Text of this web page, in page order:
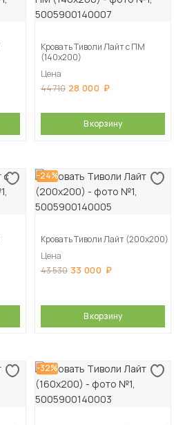
Кровать Тиволи Лайт с ПМ
(140х200)
Цена
44 710 28 000
В корзину
-24%
Кровать Тиволи Лайт (200х200)
Цена
43 530 33 000
В корзину
-32%